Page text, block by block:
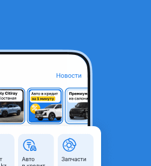
Караганда, Карагандинская